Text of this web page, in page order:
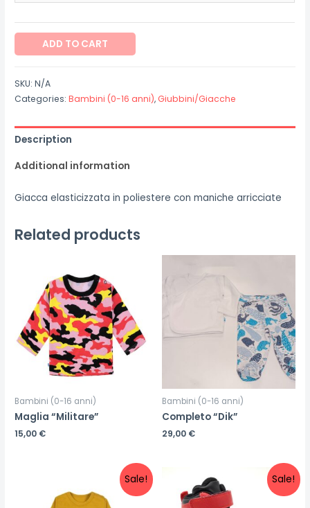
Giacca
"Pinstripe"
quantity
ADD TO CART
SKU:N/A
Categories:Bambini (0-16 anni), Giubbini/Giacche
Description
Additional information
Giacca elasticizzata in poliestere con maniche arricciate
Related products
Bambini (0-16 anni)
Maglia “Militare”
15,00 €
Bambini (0-16 anni)
Completo “Dik”
29,00 €
Sale! Sale!